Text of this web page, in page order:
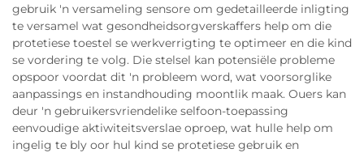
gebruik 'n versameling sensore om gedetailleerde inligting
te versamel wat gesondheidsorgverskaffers help om die
protetiese toestel se werkverrigting te optimeer en die kind
se vordering te volg. Die stelsel kan potensiële probleme
opspoor voordat dit 'n probleem word, wat voorsorglike
aanpassings en instandhouding moontlik maak. Ouers kan
deur 'n gebruikersvriendelike selfoon-toepassing
eenvoudige aktiwiteitsverslae oproep, wat hulle help om
ingelig te bly oor hul kind se protetiese gebruik en